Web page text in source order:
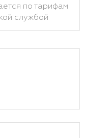
по тарифам
службой